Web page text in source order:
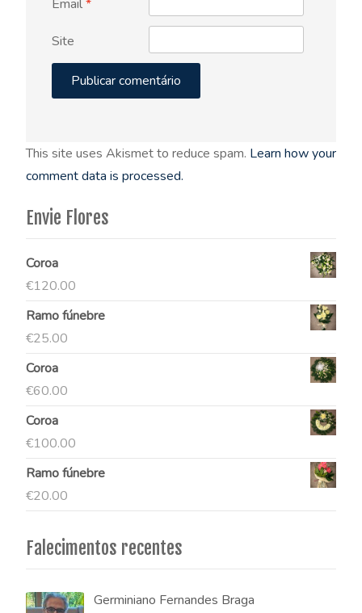
Email*
Site
This site uses Akismet to reduce spam. Learn how your
comment data is processed.
Envie Flores
Coroa
€120.00
Ramo fúnebre
€25.00
Coroa
€60.00
Coroa
€100.00
Ramo fúnebre
€20.00
Falecimentos recentes
Germiniano Fernandes Braga